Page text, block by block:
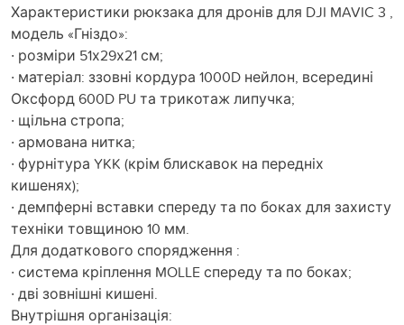
Характеристики рюкзака для дронів для DJI MAVIC 3 ,
модель «Гніздо»:
· розміри 51х29х21 см;
· матеріал: ззовні кордура 1000D нейлон, всередині
Оксфорд 600D PU та трикотаж липучка;
· щільна стропа;
· армована нитка;
· фурнітура YKK (крім блискавок на передніх
кишенях);
· демпферні вставки спереду та по боках для захисту
техніки товщиною 10 мм.
Для додаткового спорядження :
· система кріплення MOLLE спереду та по боках;
· дві зовнішні кишені.
Внутрішня організація: